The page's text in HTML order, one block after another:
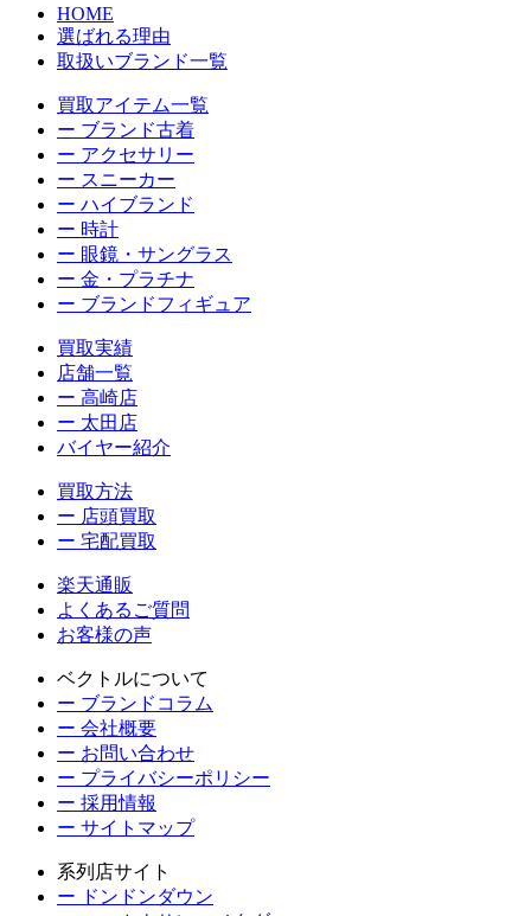
HOME
選ばれる理由
取扱いブランド一覧
買取アイテム一覧
ー ブランド古着
ー アクセサリー
ー スニーカー
ー ハイブランド
ー 時計
ー 眼鏡・サングラス
ー 金・プラチナ
ー ブランドフィギュア
買取実績
店舗一覧
ー 高崎店
ー 太田店
バイヤー紹介
買取方法
ー 店頭買取
ー 宅配買取
楽天通販
よくあるご質問
お客様の声
ベクトルについて
ー ブランドコラム
ー 会社概要
ー お問い合わせ
ー プライバシーポリシー
ー 採用情報
ー サイトマップ
系列店サイト
ー ドンドンダウン